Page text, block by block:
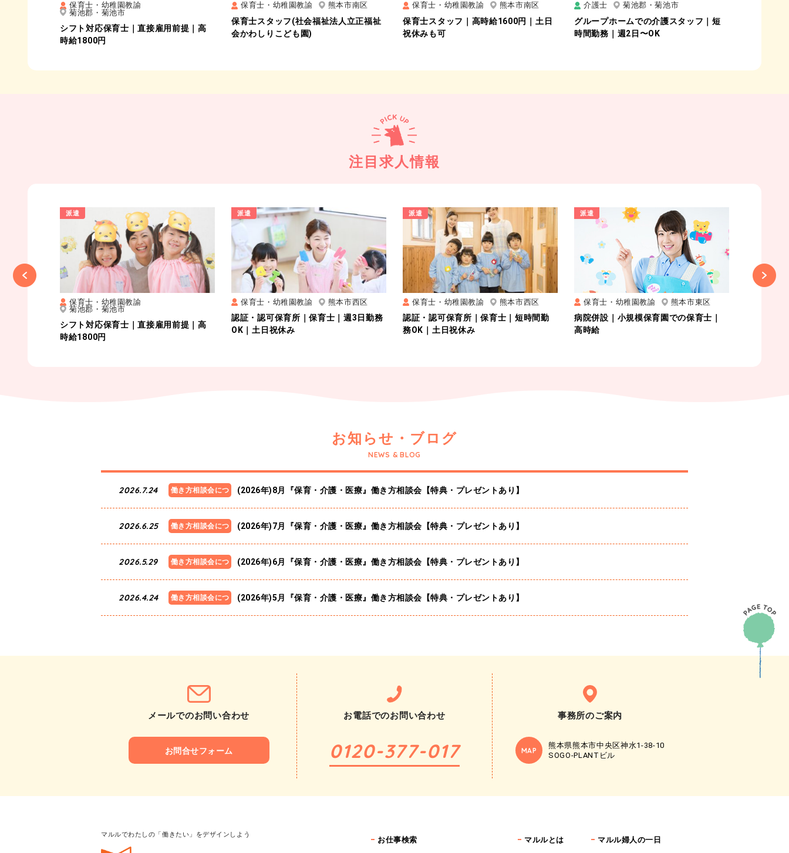
保育士・幼稚園教諭
菊池郡・菊池市
シフト対応保育士｜直接雇用前提｜高
時給1800円
保育士・幼稚園教諭 熊本市南区
保育士スタッフ(社会福祉法人立正福祉
会かわしりこども園)
保育士・幼稚園教諭 熊本市南区
保育士スタッフ｜高時給1600円｜土日
祝休みも可
介護士 菊池郡・菊池市
グループホームでの介護スタッフ｜短
時間勤務｜週2日〜OK
注目求人情報
Previous
派遣
保育士・幼稚園教諭
菊池郡・菊池市
シフト対応保育士｜直接雇用前提｜高
時給1800円
派遣
保育士・幼稚園教諭 熊本市西区
認証・認可保育所｜保育士｜週3日勤務
OK｜土日祝休み
派遣
保育士・幼稚園教諭 熊本市西区
認証・認可保育所｜保育士｜短時間勤
務OK｜土日祝休み
派遣
保育士・幼稚園教諭 熊本市東区
病院併設｜小規模保育園での保育士｜
高時給
お知らせ・ブログ
NEWS & BLOG
2026.7.24
働き方相談会につ
(2026年)8月『保育・介護・医療』働き方相談会【特典・プレゼントあり】
2026.6.25
働き方相談会につ
(2026年)7月『保育・介護・医療』働き方相談会【特典・プレゼントあり】
2026.5.29
働き方相談会につ
(2026年)6月『保育・介護・医療』働き方相談会【特典・プレゼントあり】
2026.4.24
働き方相談会につ
(2026年)5月『保育・介護・医療』働き方相談会【特典・プレゼントあり】
メールでのお問い合わせ
お問合せフォーム
お電話でのお問い合わせ
0120-377-017
事務所のご案内
MAP
熊本県熊本市中央区神水1-38-10
SOGO-PLANTビル
マルルでわたしの「働きたい」をデザインしよう
お仕事検索 マルルとは マルル婦人の一日